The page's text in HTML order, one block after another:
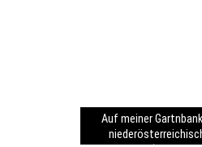
Auf meiner